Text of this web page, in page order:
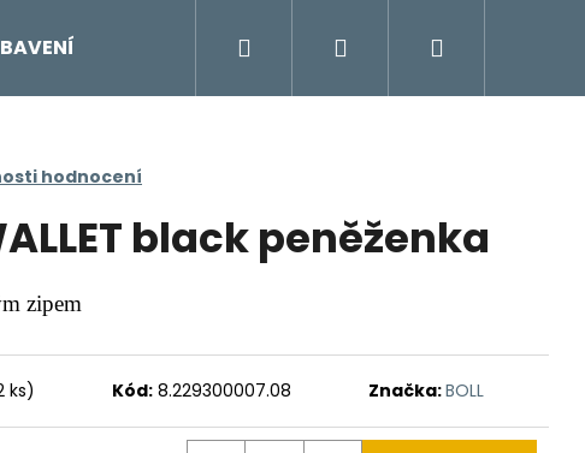
Moje objednávka
Přihlášení
hodnocení
black peněženka
zipem
ks) Kód: 8.229300007.08 Značka:BOLL